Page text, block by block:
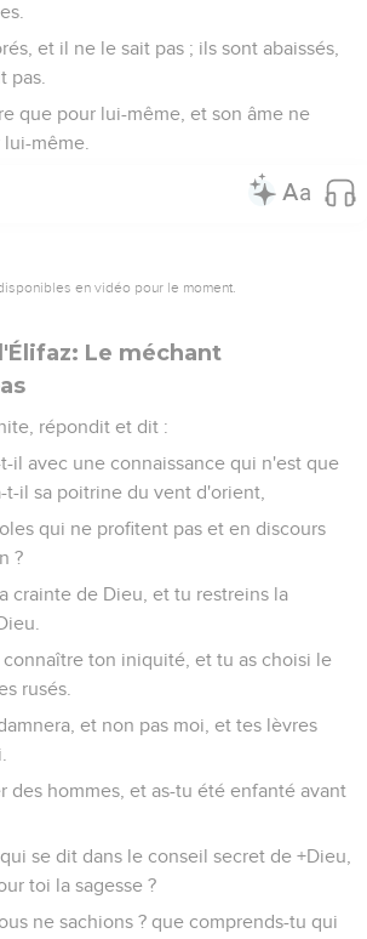
et il ne le sait pas ; ils sont abaissés,
pas.
que pour lui-même, et son âme ne
même.
en vidéo pour le moment.
Le méchant
répondit et dit :
il avec une connaissance qui n'est que
t-il sa poitrine du vent d'orient,
qui ne profitent pas et en discours
?
crainte de Dieu, et tu restreins la
connaître ton iniquité, et tu as choisi le
rusés.
et non pas moi, et tes lèvres
des hommes, et as-tu été enfanté avant
se dit dans le conseil secret de +Dieu,
toi la sagesse ?
ne sachions ? que comprends-tu qui